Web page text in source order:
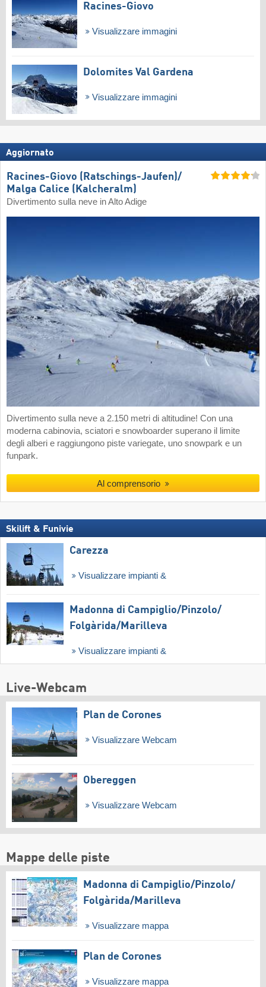
Racines-Giovo
Visualizzare immagini
Dolomites Val Gardena
Visualizzare immagini
Aggiornato
Racines-Giovo (Ratschings-Jaufen)/​
Malga Calice (Kalcheralm)
Divertimento sulla neve in Alto Adige
Divertimento sulla neve a 2.150 metri di altitudine! Con una
moderna cabinovia, sciatori e snowboarder superano il limite
degli alberi e raggiungono piste variegate, uno snowpark e un
funpark.
Al comprensorio
Skilift & Funivie
Carezza
Visualizzare impianti &
Madonna di Campiglio/​Pinzolo/​
Folgàrida/​Marilleva
Visualizzare impianti &
Live-Webcam
Plan de Corones
Visualizzare Webcam
Obereggen
Visualizzare Webcam
Mappe delle piste
Madonna di Campiglio/​Pinzolo/​
Folgàrida/​Marilleva
Visualizzare mappa
Plan de Corones
Visualizzare mappa